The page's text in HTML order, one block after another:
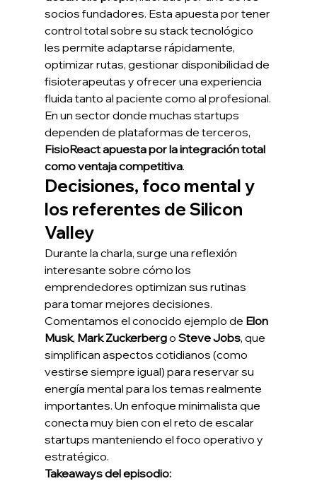
socios fundadores. Esta apuesta por tener
control total sobre su stack tecnológico
les permite adaptarse rápidamente,
optimizar rutas, gestionar disponibilidad de
fisioterapeutas y ofrecer una experiencia
fluida tanto al paciente como al profesional.
En un sector donde muchas startups
dependen de plataformas de terceros,
FisioReact apuesta por la integración total
como ventaja competitiva.
Decisiones, foco mental y
los referentes de Silicon
Valley
Durante la charla, surge una reflexión
interesante sobre cómo los
emprendedores optimizan sus rutinas
para tomar mejores decisiones.
Comentamos el conocido ejemplo de Elon
Musk, Mark Zuckerberg o Steve Jobs, que
simplifican aspectos cotidianos (como
vestirse siempre igual) para reservar su
energía mental para los temas realmente
importantes. Un enfoque minimalista que
conecta muy bien con el reto de escalar
startups manteniendo el foco operativo y
estratégico.
Takeaways del episodio: